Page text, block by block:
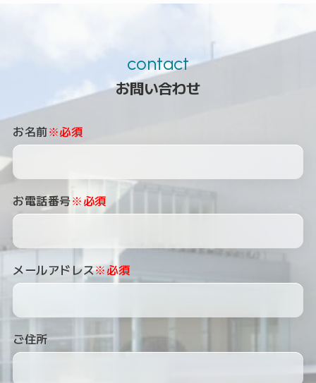
contact
お問い合わせ
お名前※必須
お電話番号※必須
メールアドレス※必須
ご住所